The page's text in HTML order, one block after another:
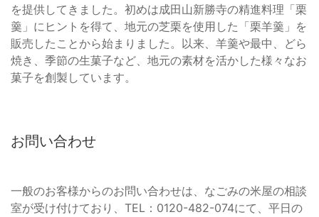
を提供してきました。初めは成田山新勝寺の精進料理「栗
羹」にヒントを得て、地元の芝栗を使用した「栗羊羹」を
販売したことから始まりました。以来、羊羹や最中、どら
焼き、季節の生菓子など、地元の素材を活かした様々なお
菓子を創製しています。
お問い合わせ
一般のお客様からのお問い合わせは、なごみの米屋の相談
室が受け付けており、TEL：0120-482-074にて、平日の